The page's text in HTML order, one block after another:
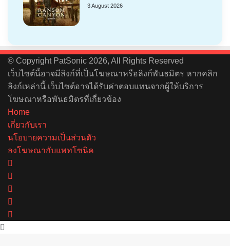
3 August 2026
© Copyright PatSonic 2026, All Rights Reserved
เว็บไซต์นี้อาจมีลิงก์ที่เป็นโฆษณาหรือลิงก์พันธมิตร หากคลิก
ลิงก์เหล่านี้ เว็บไซต์อาจได้รับค่าตอบแทนจากผู้ให้บริการ
โฆษณาหรือพันธมิตรที่เกี่ยวข้อง
Home
เกี่ยวกับเรา
นโยบายความเป็นส่วนตัว
ลงโฆษณากับแพทโซนิค